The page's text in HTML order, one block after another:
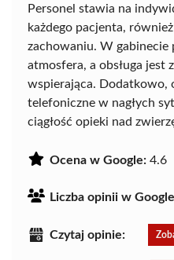
Personel stawia na
każdego pacjenta,
zachowaniu. W gabinecie
atmosfera, a obsługa jest
wspierająca. Dodatkowo,
telefoniczne w nagłych
ciągłość opieki nad
Ocena w Google: 4.6
Liczba opinii w
Czytaj opinie: